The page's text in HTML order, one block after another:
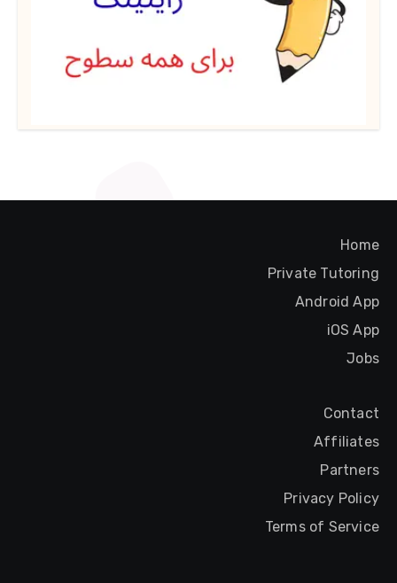
Home
Private Tutoring
Android App
iOS App
Jobs
Contact
Affiliates
Partners
Privacy Policy
Terms of Service